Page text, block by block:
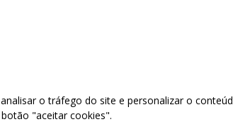
o tráfego do site e personalizar o
"aceitar cookies".